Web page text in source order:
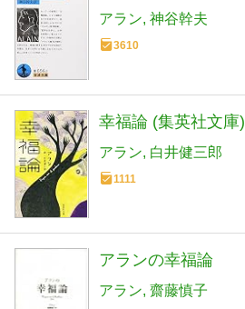
アラン 神谷幹夫
3610
幸福論 (集英社文庫)
アラン 白井健三郎
1111
アランの幸福論
アラン 齋藤慎子